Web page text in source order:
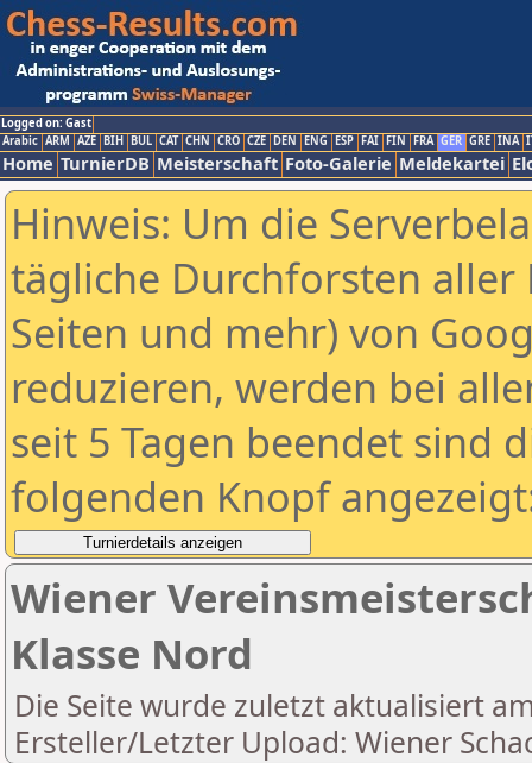
Logged on: Gast
Arabic ARM AZE BIH BUL CAT CHN CRO CZE DEN ENG ESP FAI FIN FRA GER GRE INA
Home TurnierDB Meisterschaft Foto-Galerie Meldekartei
Hinweis: Um die
tägliche Durchforsten aller
Seiten und mehr) von
reduzieren, werden bei
seit 5 Tagen beendet sind
folgenden Knopf
Wiener
Klasse Nord
Die Seite wurde zuletzt aktualisiert
Ersteller/Letzter Upload: Wiener